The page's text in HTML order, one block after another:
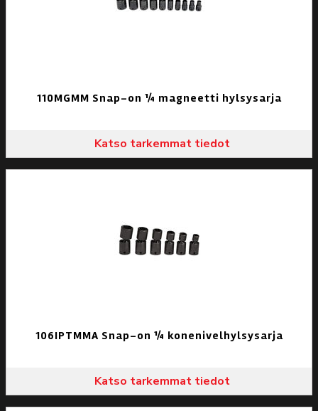
110MGMM Snap-on ¼ magneetti hylsysarja
Katso tarkemmat tiedot
106IPTMMA Snap-on ¼ konenivelhylsysarja
Katso tarkemmat tiedot